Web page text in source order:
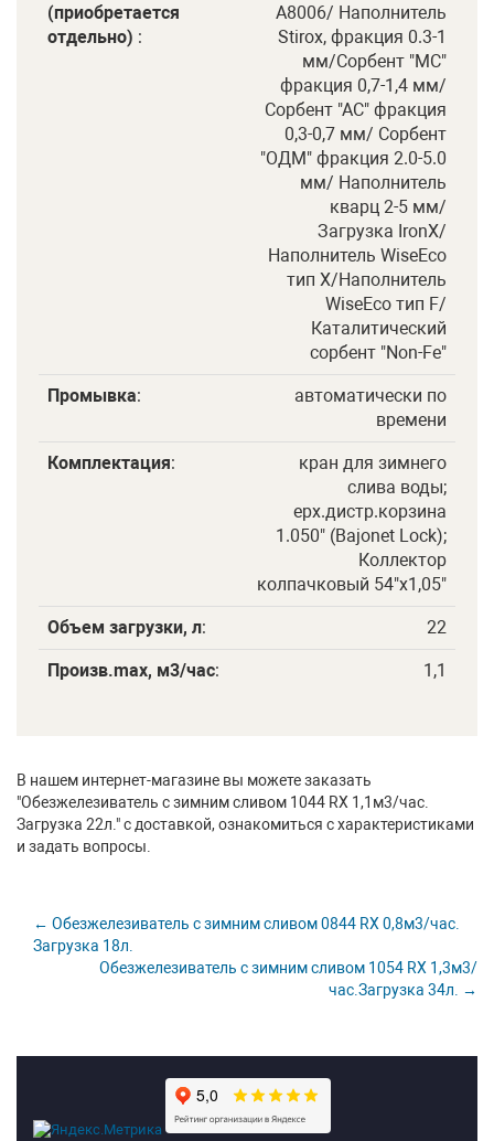
(приобретается
отдельно) :
A8006/ Наполнитель
Stirox, фракция 0.3-1
мм/Сорбент "МС"
фракция 0,7-1,4 мм/
Сорбент "АС" фракция
0,3-0,7 мм/ Сорбент
"ОДМ" фракция 2.0-5.0
мм/ Наполнитель
кварц 2-5 мм/
Загрузка IronX/
Наполнитель WiseEco
тип X/Наполнитель
WiseEco тип F/
Каталитический
сорбент "Non-Fe"
Промывка:
автоматически по
времени
Комплектация:
кран для зимнего
слива воды;
ерх.дистр.корзина
1.050" (Bajonet Lock);
Коллектор
колпачковый 54"х1,05"
Объем загрузки, л: 22
Произв.maх, м3/час: 1,1
В нашем интернет-магазине вы можете заказать
"Обезжелезиватель с зимним сливом 1044 RX 1,1м3/час.
Загрузка 22л." с доставкой, ознакомиться с характеристиками
и задать вопросы.
← Обезжелезиватель с зимним сливом 0844 RX 0,8м3/час.
Загрузка 18л.
Обезжелезиватель с зимним сливом 1054 RX 1,3м3/
час.Загрузка 34л. →